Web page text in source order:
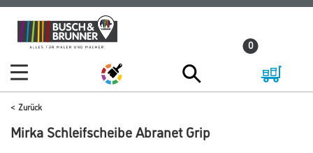
Zum
Inhalt
Zum
Navigationsmenü
0
Zurück
Mirka Schleifscheibe Abranet Grip